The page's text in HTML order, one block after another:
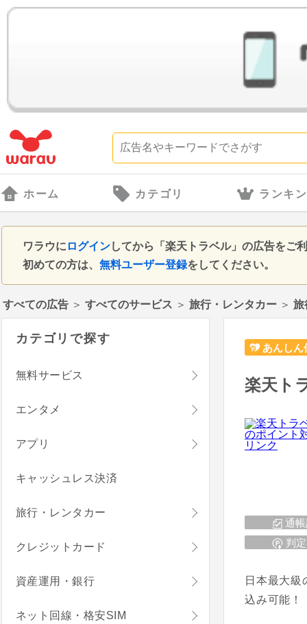
ホーム カテゴリ ランキ
ワラウに ログインしてから「楽天トラベル」の広告をご
初めての方は、 無料ユーザー登録をしてください。
すべての広告 ＞ すべてのサービス ＞ 旅行・レンタカー ＞ 旅
あんしん
楽天ト
通
判
日本最大
込み可能！
カテゴリで探す
無料サービス
エンタメ
アプリ
キャッシュレス決済
旅行・レンタカー
クレジットカード
資産運用・銀行
ネット回線・格安SIM